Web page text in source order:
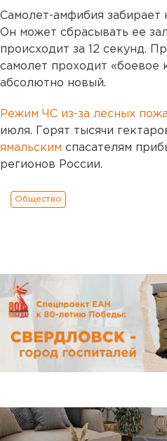
Самолет-амфибия забирает
Он может сбрасывать ее
происходит за 12 секунд.
самолет проходит «боевое
абсолютно новый.
Режим ЧС из-за лесных
июля. Горят тысячи
ямальским спасателям
регионов России.
Общество